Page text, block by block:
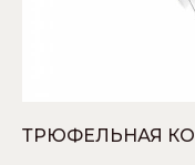
ТРЮФЕЛЬНАЯ